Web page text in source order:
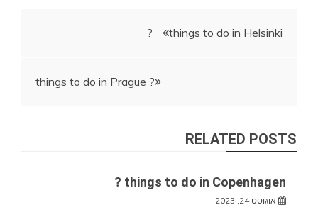
ניווט
things to do in Helsinki ?
things to do in Prague ?
RELATED POSTS
things to do in Copenhagen ?
אוגוסט 24, 2023